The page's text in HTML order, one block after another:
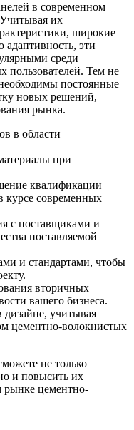
в современном
их
широкие
эти
среди
пользователей. Тем не
постоянные
новых решений,
рынка.
в области
при
квалификации
курсе современных
с поставщиками и
поставляемой
и стандартами, чтобы
вторичных
вашего бизнеса.
дизайне, учитывая
цементно-волокнистых
не только
и повысить их
рынке цементно-